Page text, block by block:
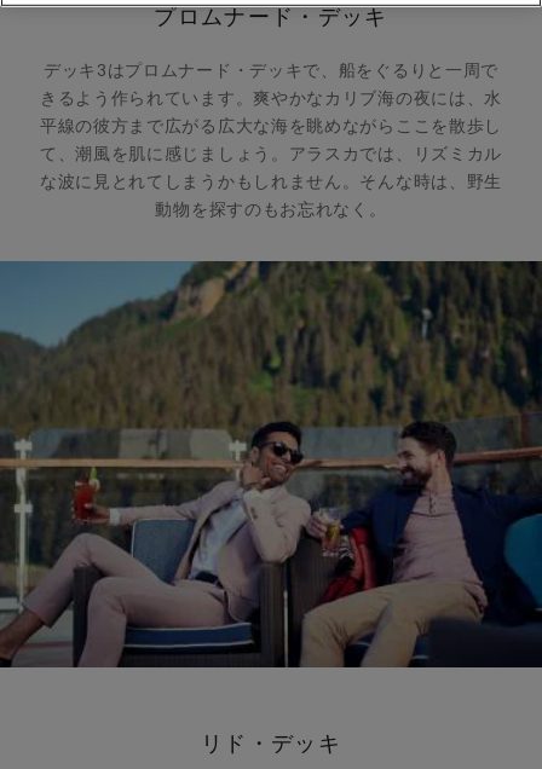
プロムナード・デッキ
デッキ3はプロムナード・デッキで、船をぐるりと一周で
きるよう作られています。爽やかなカリブ海の夜には、水
平線の彼方まで広がる広大な海を眺めながらここを散歩し
て、潮風を肌に感じましょう。アラスカでは、リズミカル
な波に見とれてしまうかもしれません。そんな時は、野生
動物を探すのもお忘れなく。
リド・デッキ